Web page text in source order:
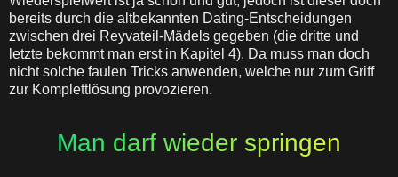
bereits durch die altbekannten Dating-Entscheidungen
zwischen drei Reyvateil-Mädels gegeben (die dritte und
letzte bekommt man erst in Kapitel 4). Da muss man doch
nicht solche faulen Tricks anwenden, welche nur zum Griff
zur Komplettlösung provozieren.
Man darf wieder springen